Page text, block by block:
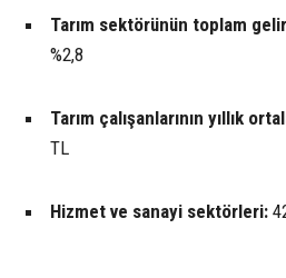
Tarım sektörünün toplam
%2,8
Tarım çalışanlarının yıllık
TL
Hizmet ve sanayi sektörleri: